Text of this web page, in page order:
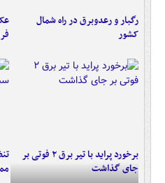
رگبار و رعدوبرق در راه شمال
کشور
برخورد پراید با تیر برق ۲ فوتی بر
جای گذاشت